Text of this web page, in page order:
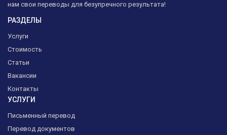
нам свои переводы для безупречного результата!
РАЗДЕЛЫ
Услуги
Стоимость
Статьи
Вакансии
Контакты
УСЛУГИ
Письменный перевод
Перевод документов